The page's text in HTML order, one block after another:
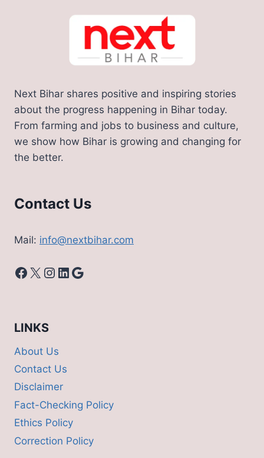
Next Bihar shares positive and inspiring stories
about the progress happening in Bihar today.
From farming and jobs to business and culture,
we show how Bihar is growing and changing for
the better.
Contact Us
Mail: info@nextbihar.com
Facebook
X Instagram
LinkedIn
Google
LINKS
About Us
Contact Us
Disclaimer
Fact-Checking Policy
Ethics Policy
Correction Policy